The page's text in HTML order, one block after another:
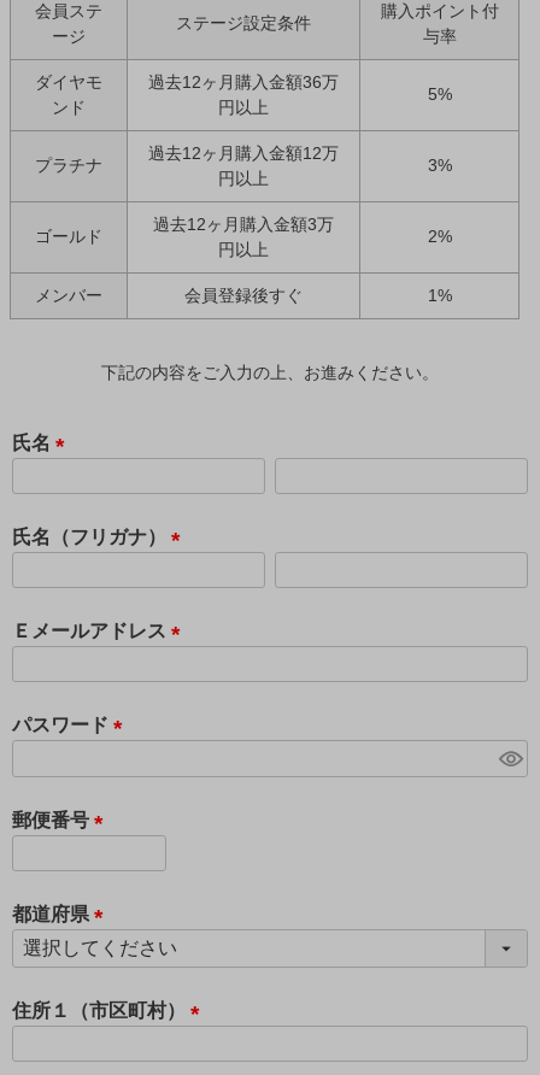
会員ステ
ージ
ステージ設定条件
購入ポイント付
与率
ダイヤモ
ンド
過去12ヶ月購入金額36万
円以上
5%
プラチナ
過去12ヶ月購入金額12万
円以上
3%
ゴールド
過去12ヶ月購入金額3万
円以上
2%
メンバー 会員登録後すぐ 1%
下記の内容をご入力の上、お進みください。
氏名
須
氏名（フリガナ）
須
Ｅメールアドレス
パスワード
郵便番号
須
)
都道府県
(
須
住所１（市区町村）